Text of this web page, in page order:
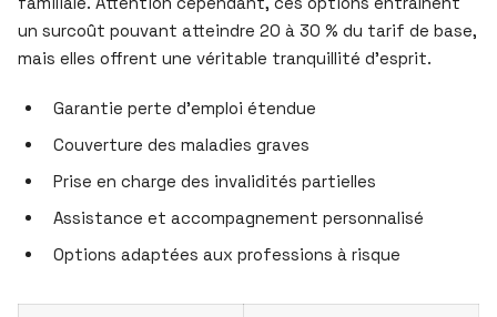
un surcoût pouvant atteindre 20 à 30 % du tarif de base,
mais elles offrent une véritable tranquillité d’esprit.
Garantie perte d’emploi étendue
Couverture des maladies graves
Prise en charge des invalidités partielles
Assistance et accompagnement personnalisé
Options adaptées aux professions à risque